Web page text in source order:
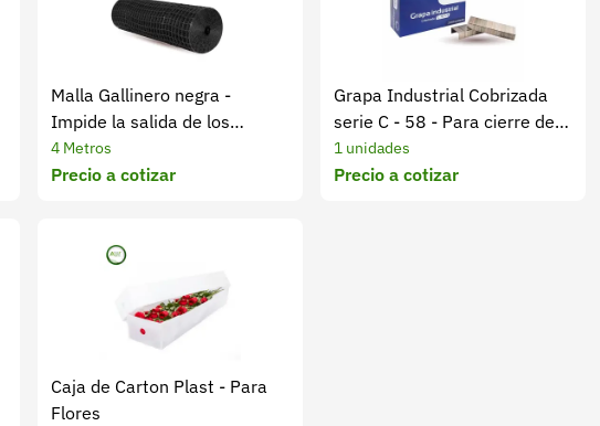
Malla Gallinero negra -
Impide la salida de los
animales
4 Metros
Precio a cotizar
Grapa Industrial Cobrizada
serie C - 58 - Para cierre de
caja y otras aplicaciones
1 unidades
Precio a cotizar
Caja de Carton Plast - Para
Flores